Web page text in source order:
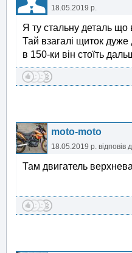
18.05.2019 р.
Я ту стальну деталь що
Тай взагалі щиток дуже
в 150-ки він стоїть
moto-moto
18.05.2019 р. відповів
Там двигатель